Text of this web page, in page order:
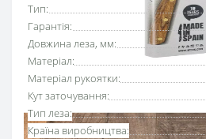
Тип:
Гарантія:
Довжина леза, мм:
Матеріал:
Матеріал рукоятки:
Кут заточування:
Тип леза:
Країна виробництва: